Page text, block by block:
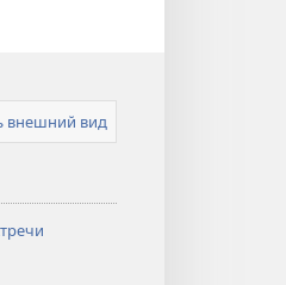
внешний вид